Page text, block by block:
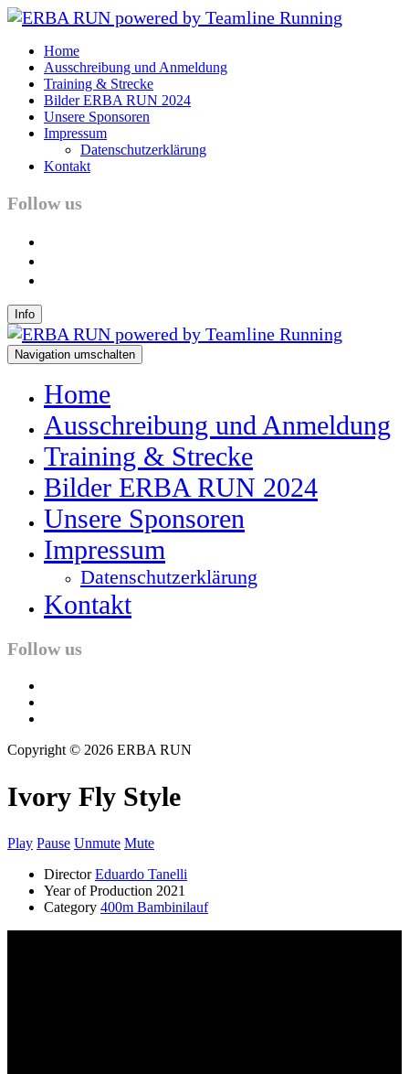
Home
Ausschreibung und Anmeldung
Training & Strecke
Bilder ERBA RUN 2024
Unsere Sponsoren
Impressum
Datenschutzerklärung
Kontakt
Follow us
Info
Navigation umschalten
Home
Ausschreibung und Anmeldung
Training & Strecke
Bilder ERBA RUN 2024
Unsere Sponsoren
Impressum
Datenschutzerklärung
Kontakt
Follow us
Copyright © 2026 ERBA RUN
Ivory Fly Style
Play Pause Unmute Mute
Director Eduardo Tanelli
Year of Production 2021
Category 400m Bambinilauf